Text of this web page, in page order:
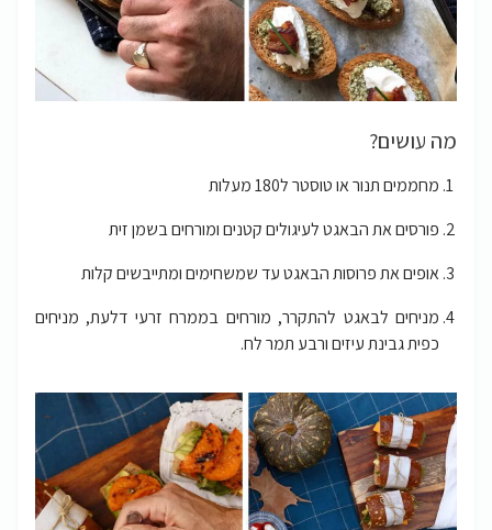
מה עושים?
מחממים תנור או טוסטר ל180 מעלות
פורסים את הבאגט לעיגולים קטנים ומורחים בשמן זית
אופים את פרוסות הבאגט עד שמשחימים ומתייבשים קלות
מניחים לבאגט להתקרר, מורחים בממרח זרעי דלעת, מניחים
כפית גבינת עיזים ורבע תמר לח.